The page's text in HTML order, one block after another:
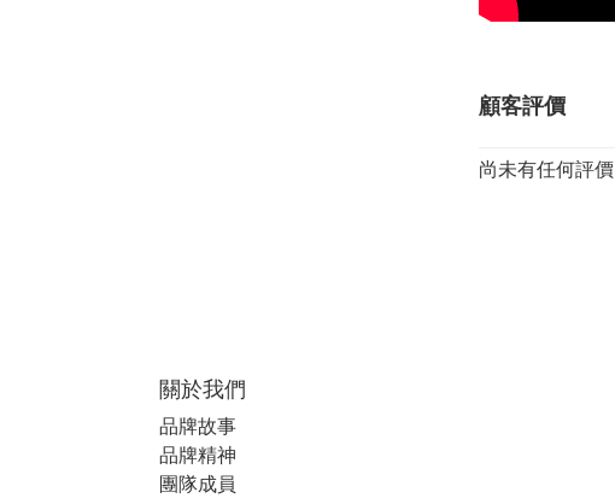
顧客評價
尚未有任何評價
關於我們
品牌故事
品牌精神
團隊成員